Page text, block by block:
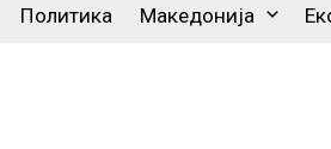
Политика Македонија